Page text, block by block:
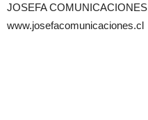
JOSEFA COMUNICACIONES
www.josefacomunicaciones.cl